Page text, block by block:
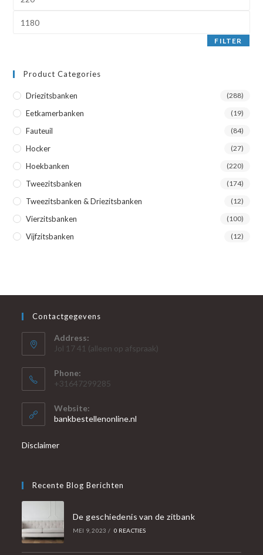
prijs
prijs
FILTER
Product Categories
Driezitsbanken (288)
Eetkamerbanken (19)
Fauteuil (84)
Hocker (27)
Hoekbanken (220)
Tweezitsbanken (174)
Tweezitsbanken & Driezitsbanken (12)
Vierzitsbanken (100)
Vijfzitsbanken (12)
Contactgegevens
Address:
Jol 17 41 (alleen op afspraak)
Phone:
+31647299285
Website:
bankbestellenonline.nl
Disclaimer
Recente Blog Berichten
De geschiedenis van de zitbank
MEI 9, 2023 / 0 REACTIES